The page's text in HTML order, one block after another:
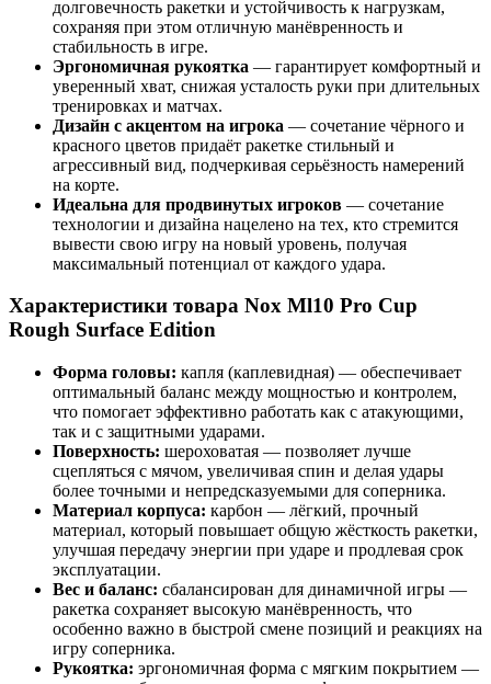
долговечность ракетки и устойчивость к нагрузкам,
сохраняя при этом отличную манёвренность и
стабильность в игре.
Эргономичная рукоятка — гарантирует комфортный и
уверенный хват, снижая усталость руки при длительных
тренировках и матчах.
Дизайн с акцентом на игрока — сочетание чёрного и
красного цветов придаёт ракетке стильный и
агрессивный вид, подчеркивая серьёзность намерений
на корте.
Идеальна для продвинутых игроков — сочетание
технологии и дизайна нацелено на тех, кто стремится
вывести свою игру на новый уровень, получая
максимальный потенциал от каждого удара.
Характеристики товара Nox Ml10 Pro Cup
Rough Surface Edition
Форма головы: капля (каплевидная) — обеспечивает
оптимальный баланс между мощностью и контролем,
что помогает эффективно работать как с атакующими,
так и с защитными ударами.
Поверхность: шероховатая — позволяет лучше
сцепляться с мячом, увеличивая спин и делая удары
более точными и непредсказуемыми для соперника.
Материал корпуса: карбон — лёгкий, прочный
материал, который повышает общую жёсткость ракетки,
улучшая передачу энергии при ударе и продлевая срок
эксплуатации.
Вес и баланс: сбалансирован для динамичной игры —
ракетка сохраняет высокую манёвренность, что
особенно важно в быстрой смене позиций и реакциях на
игру соперника.
Рукоятка: эргономичная форма с мягким покрытием —